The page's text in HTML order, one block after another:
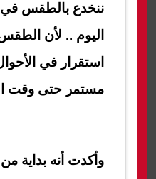
ننخدع بالطقس
اليوم .. لأن
استقرار في
مستمر حتى وقت
وأكدت أنه بداية